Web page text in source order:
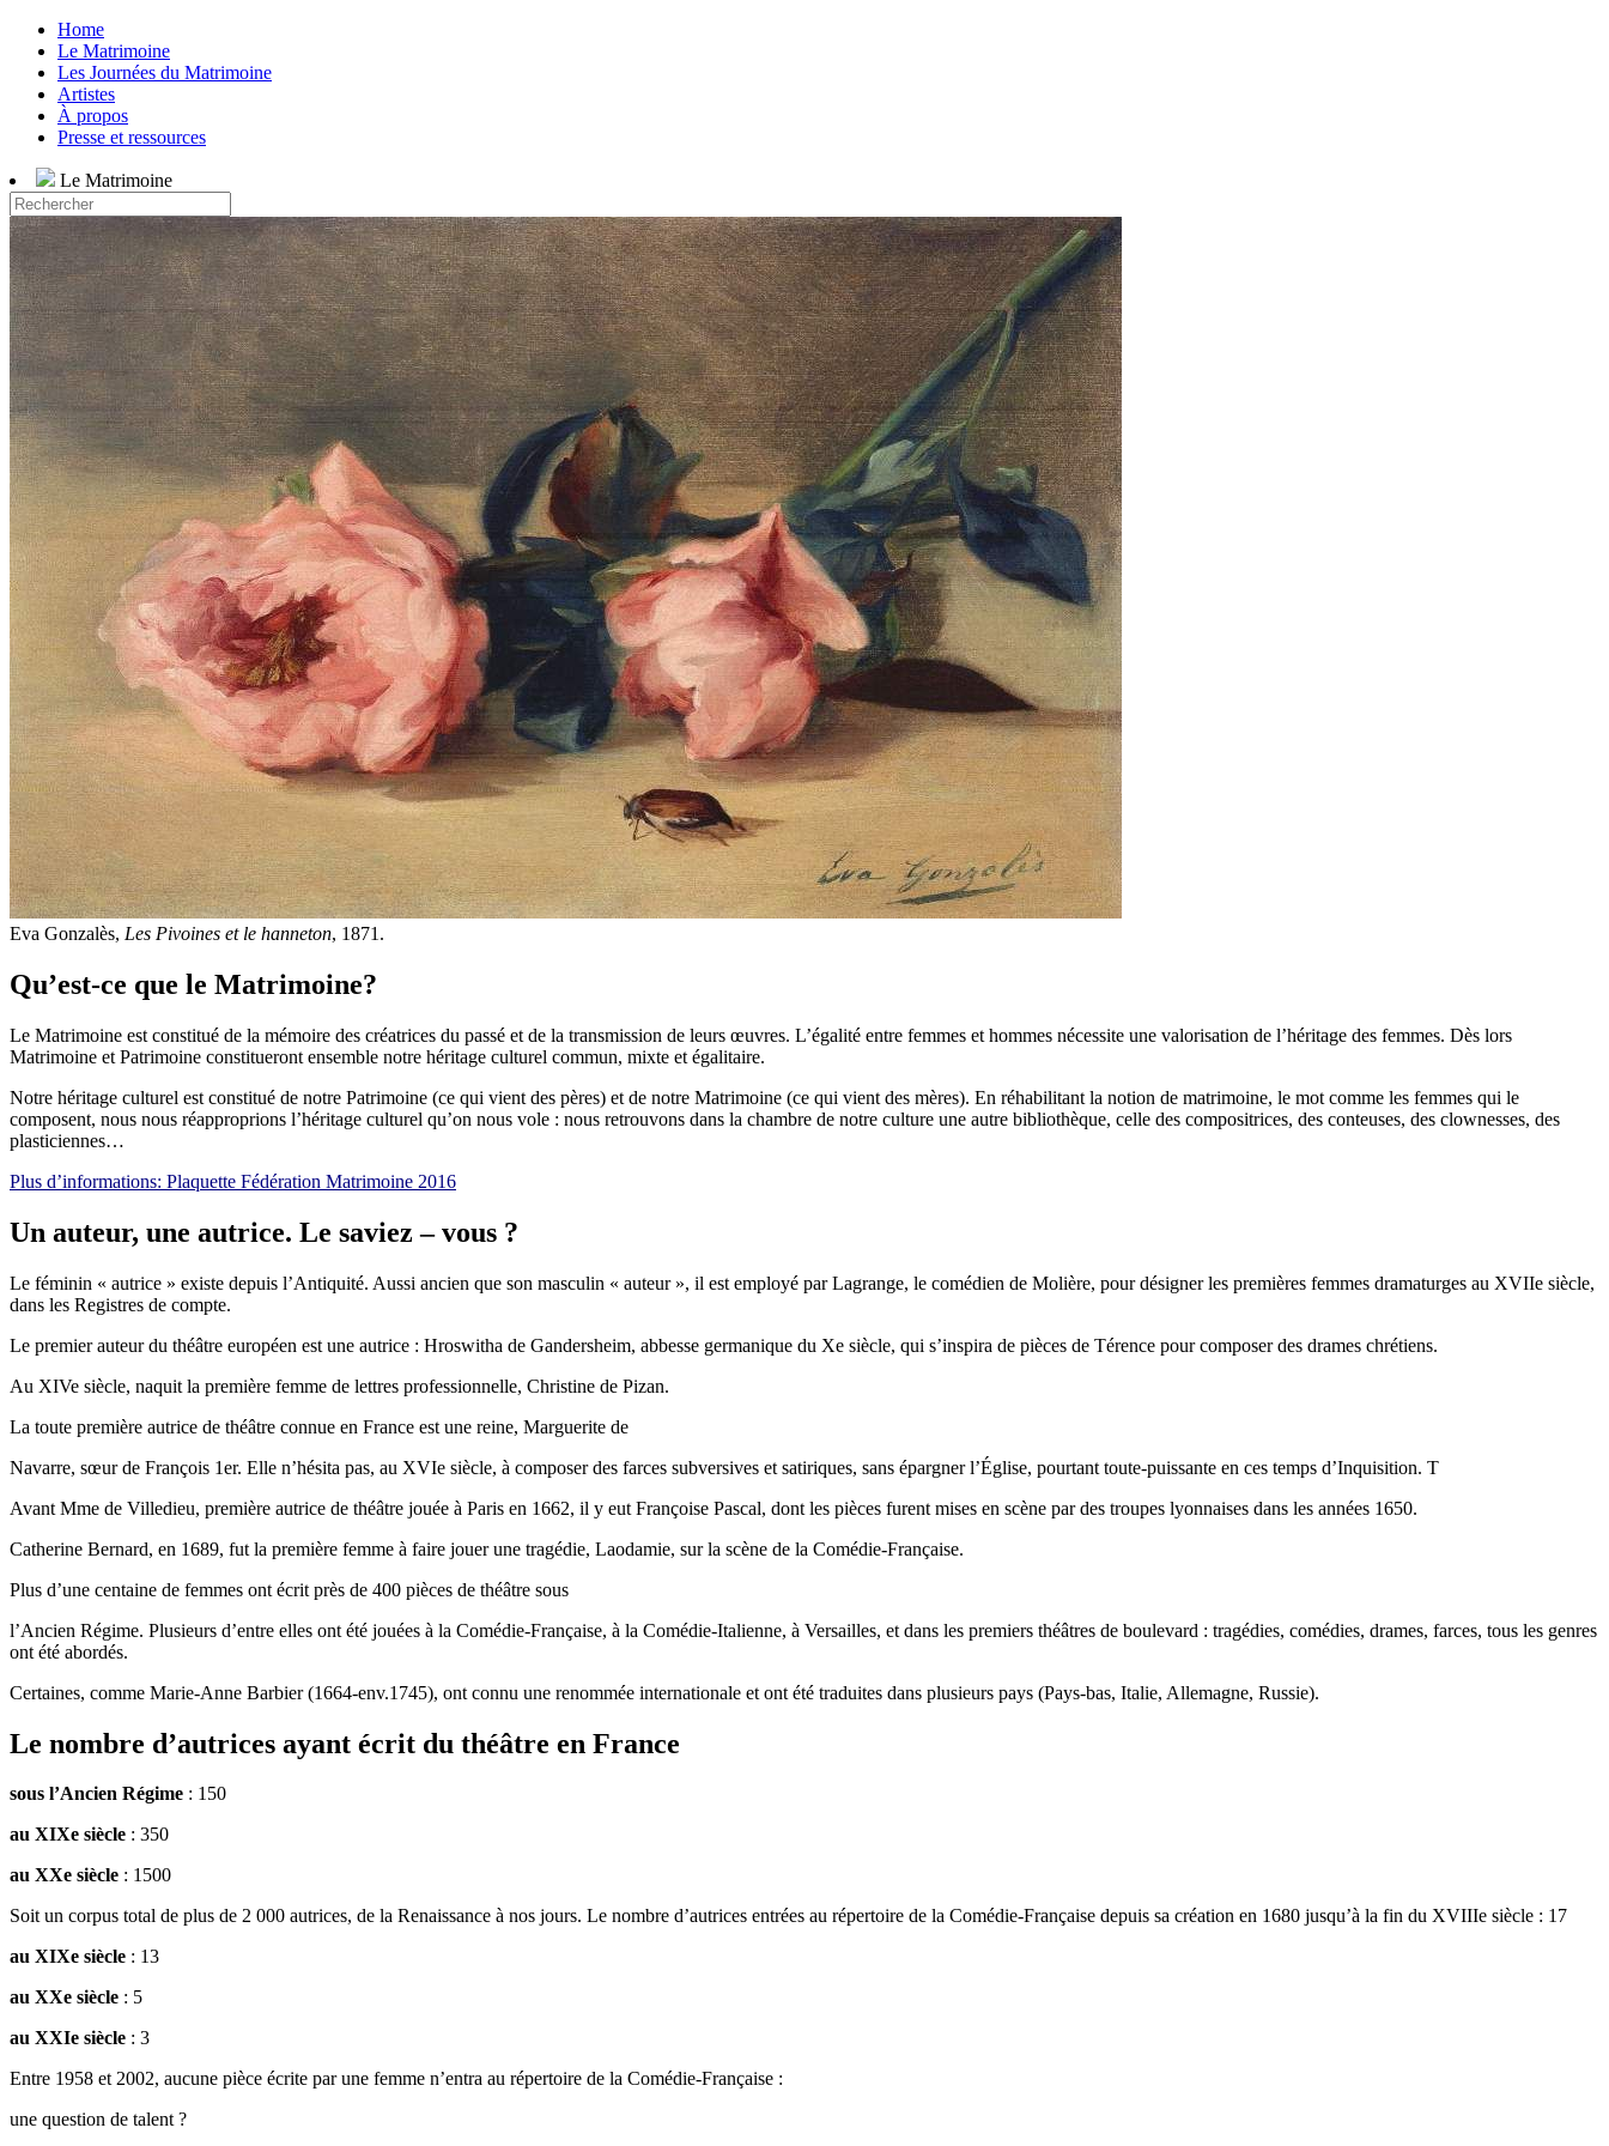
Home
Le Matrimoine
Les Journées du Matrimoine
Artistes
À propos
Presse et ressources
Le Matrimoine
Eva Gonzalès, Les Pivoines et le hanneton, 1871.
Qu’est-ce que le Matrimoine?
Le Matrimoine est constitué de la mémoire des créatrices du passé et de la transmission de leurs œuvres. L’égalité entre femmes et hommes nécessite une valorisation de l’héritage des femmes. Dès lors
Matrimoine et Patrimoine constitueront ensemble notre héritage culturel commun, mixte et égalitaire.
Notre héritage culturel est constitué de notre Patrimoine (ce qui vient des pères) et de notre Matrimoine (ce qui vient des mères). En réhabilitant la notion de matrimoine, le mot comme les femmes qui le
composent, nous nous réapproprions l’héritage culturel qu’on nous vole : nous retrouvons dans la chambre de notre culture une autre bibliothèque, celle des compositrices, des conteuses, des clownesses, des
plasticiennes…
Plus d’informations: Plaquette Fédération Matrimoine 2016
Un auteur, une autrice. Le saviez – vous ?
Le féminin « autrice » existe depuis l’Antiquité. Aussi ancien que son masculin « auteur », il est employé par Lagrange, le comédien de Molière, pour désigner les premières femmes dramaturges au XVIIe siècle,
dans les Registres de compte.
Le premier auteur du théâtre européen est une autrice : Hroswitha de Gandersheim, abbesse germanique du Xe siècle, qui s’inspira de pièces de Térence pour composer des drames chrétiens.
Au XIVe siècle, naquit la première femme de lettres professionnelle, Christine de Pizan.
La toute première autrice de théâtre connue en France est une reine, Marguerite de
Navarre, sœur de François 1er. Elle n’hésita pas, au XVIe siècle, à composer des farces subversives et satiriques, sans épargner l’Église, pourtant toute-puissante en ces temps d’Inquisition. T
Avant Mme de Villedieu, première autrice de théâtre jouée à Paris en 1662, il y eut Françoise Pascal, dont les pièces furent mises en scène par des troupes lyonnaises dans les années 1650.
Catherine Bernard, en 1689, fut la première femme à faire jouer une tragédie, Laodamie, sur la scène de la Comédie-Française.
Plus d’une centaine de femmes ont écrit près de 400 pièces de théâtre sous
l’Ancien Régime. Plusieurs d’entre elles ont été jouées à la Comédie-Française, à la Comédie-Italienne, à Versailles, et dans les premiers théâtres de boulevard : tragédies, comédies, drames, farces, tous les genres
ont été abordés.
Certaines, comme Marie-Anne Barbier (1664-env.1745), ont connu une renommée internationale et ont été traduites dans plusieurs pays (Pays-bas, Italie, Allemagne, Russie).
Le nombre d’autrices ayant écrit du théâtre en France
sous l’Ancien Régime : 150
au XIXe siècle : 350
au XXe siècle : 1500
Soit un corpus total de plus de 2 000 autrices, de la Renaissance à nos jours. Le nombre d’autrices entrées au répertoire de la Comédie-Française depuis sa création en 1680 jusqu’à la fin du XVIIIe siècle : 17
au XIXe siècle : 13
au XXe siècle : 5
au XXIe siècle : 3
Entre 1958 et 2002, aucune pièce écrite par une femme n’entra au répertoire de la Comédie-Française :
une question de talent ?